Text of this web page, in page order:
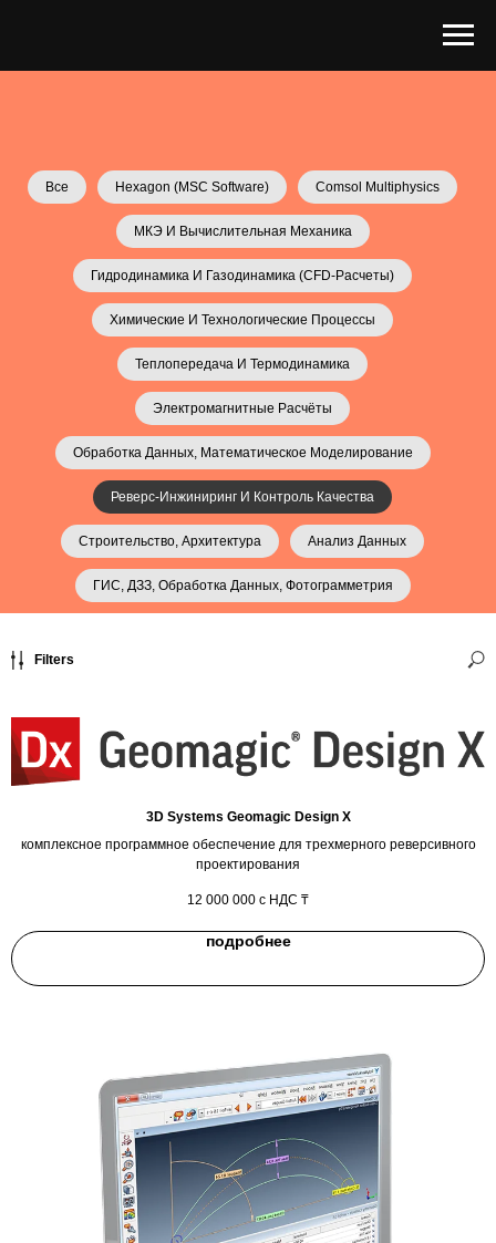
Все Hexagon (MSC Software) Comsol Multiphysics
МКЭ И Вычислительная Механика
Гидродинамика И Газодинамика (CFD-Расчеты)
Химические И Технологические Процессы
Теплопередача И Термодинамика
Электромагнитные Расчёты
Обработка Данных, Математическое Моделирование
Реверс-Инжиниринг И Контроль Качества
Строительство, Архитектура Анализ Данных
ГИС, ДЗЗ, Обработка Данных, Фотограмметрия
Filters
3D Systems Geomagic Design X
комплексное программное обеспечение для трехмерного реверсивного
проектирования
12 000 000 с НДС ₸
подробнее